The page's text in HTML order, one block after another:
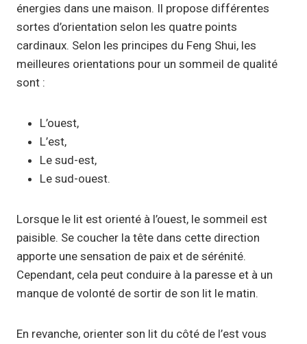
énergies dans une maison. Il propose différentes
sortes d’orientation selon les quatre points
cardinaux. Selon les principes du Feng Shui, les
meilleures orientations pour un sommeil de qualité
sont :
L’ouest,
L’est,
Le sud-est,
Le sud-ouest.
Lorsque le lit est orienté à l’ouest, le sommeil est
paisible. Se coucher la tête dans cette direction
apporte une sensation de paix et de sérénité.
Cependant, cela peut conduire à la paresse et à un
manque de volonté de sortir de son lit le matin.
En revanche, orienter son lit du côté de l’est vous